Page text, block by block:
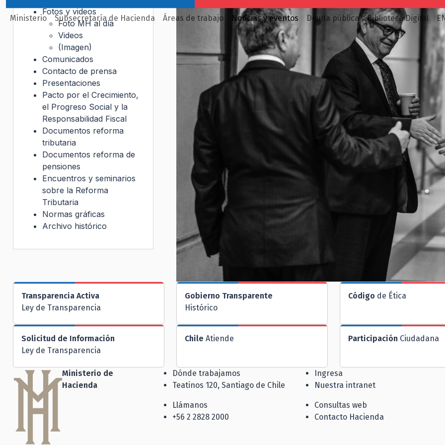
Ministerio Subsecretaría de Hacienda Áreas de trabajo Noticias y eventos Deuda pública Biblioteca Digital
Fotos y videos
Foto MH al día
Videos
(Imagen)
Comunicados
Contacto de prensa
Presentaciones
Pacto por el Crecimiento,
el Progreso Social y la
Responsabilidad Fiscal
Documentos reforma
tributaria
Documentos reforma de
pensiones
Encuentros y seminarios
sobre la Reforma
Tributaria
Normas gráficas
Archivo histórico
Transparencia Activa
Ley de Transparencia
Gobierno Transparente
Histórico
Código de Ética
Solicitud de Información
Ley de Transparencia
Chile Atiende Participación Ciudadana
Ministerio de
Hacienda
Dónde trabajamos
Teatinos 120, Santiago de Chile
Llámanos
+56 2 2828 2000
Ingresa
Nuestra intranet
Consultas web
Contacto Hacienda